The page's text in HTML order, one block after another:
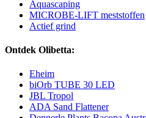
Aquascaping
MICROBE-LIFT meststoffen
Actief grind
Ontdek Olibetta:
Eheim
biOrb TUBE 30 LED
JBL Tropol
ADA Sand Flattener